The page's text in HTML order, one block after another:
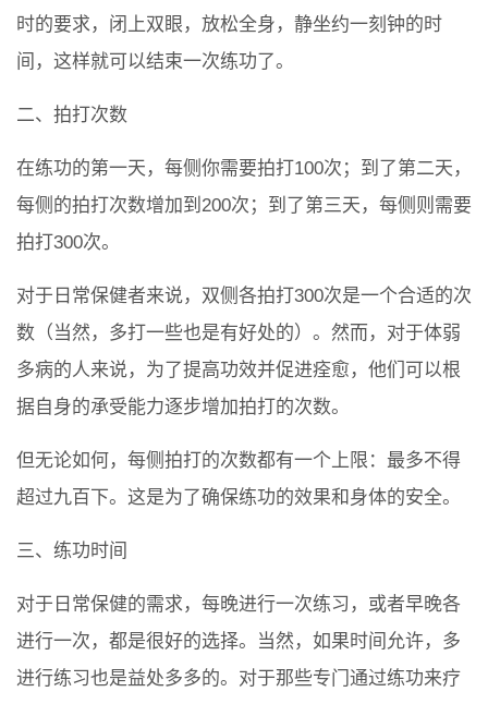
时的要求，闭上双眼，放松全身，静坐约一刻钟的时
间，这样就可以结束一次练功了。
二、拍打次数
在练功的第一天，每侧你需要拍打100次；到了第二天，
每侧的拍打次数增加到200次；到了第三天，每侧则需要
拍打300次。
对于日常保健者来说，双侧各拍打300次是一个合适的次
数（当然，多打一些也是有好处的）。然而，对于体弱
多病的人来说，为了提高功效并促进痊愈，他们可以根
据自身的承受能力逐步增加拍打的次数。
但无论如何，每侧拍打的次数都有一个上限：最多不得
超过九百下。这是为了确保练功的效果和身体的安全。
三、练功时间
对于日常保健的需求，每晚进行一次练习，或者早晚各
进行一次，都是很好的选择。当然，如果时间允许，多
进行练习也是益处多多的。对于那些专门通过练功来疗